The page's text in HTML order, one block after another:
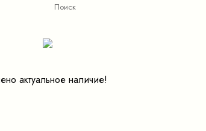
актуальное наличие!